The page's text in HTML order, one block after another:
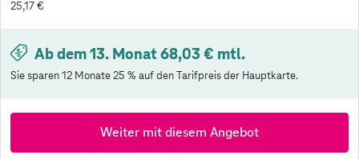
25,17 €
Ab dem 13. Monat 68,03 € mtl.
Sie sparen 12 Monate 25 % auf den Tarifpreis der Hauptkarte.
Weiter mit diesem Angebot